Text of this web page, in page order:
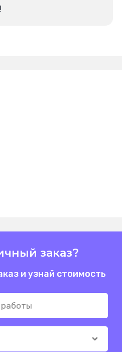
заказ?
и узнай стоимость